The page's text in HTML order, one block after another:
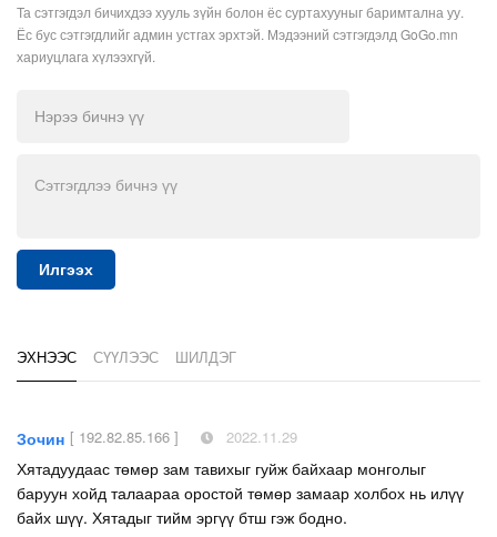
Та сэтгэгдэл бичихдээ хууль зүйн болон ёс суртахууныг баримтална уу.
Ёс бус сэтгэгдлийг админ устгах эрхтэй. Мэдээний сэтгэгдэлд GoGo.mn
хариуцлага хүлээхгүй.
Илгээх
ЭХНЭЭС СҮҮЛЭЭС ШИЛДЭГ
Зочин [ 192.82.85.166 ] 2022.11.29
Хятадуудаас төмөр зам тавихыг гуйж байхаар монголыг
баруун хойд талаараа оростой төмөр замаар холбох нь илүү
байх шүү. Хятадыг тийм эргүү бтш гэж бодно.